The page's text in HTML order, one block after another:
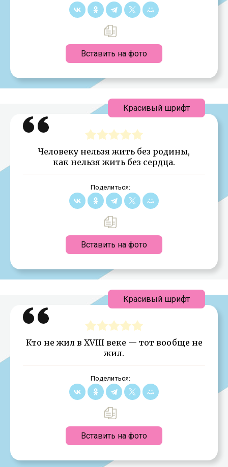
Вставить на фото
Человеку нельзя жить без родины,
как нельзя жить без сердца.
Поделиться:
Вставить на фото
Красивый шрифт
Кто не жил в XVIII веке — тот вообще не
жил.
Поделиться:
Вставить на фото
Красивый шрифт